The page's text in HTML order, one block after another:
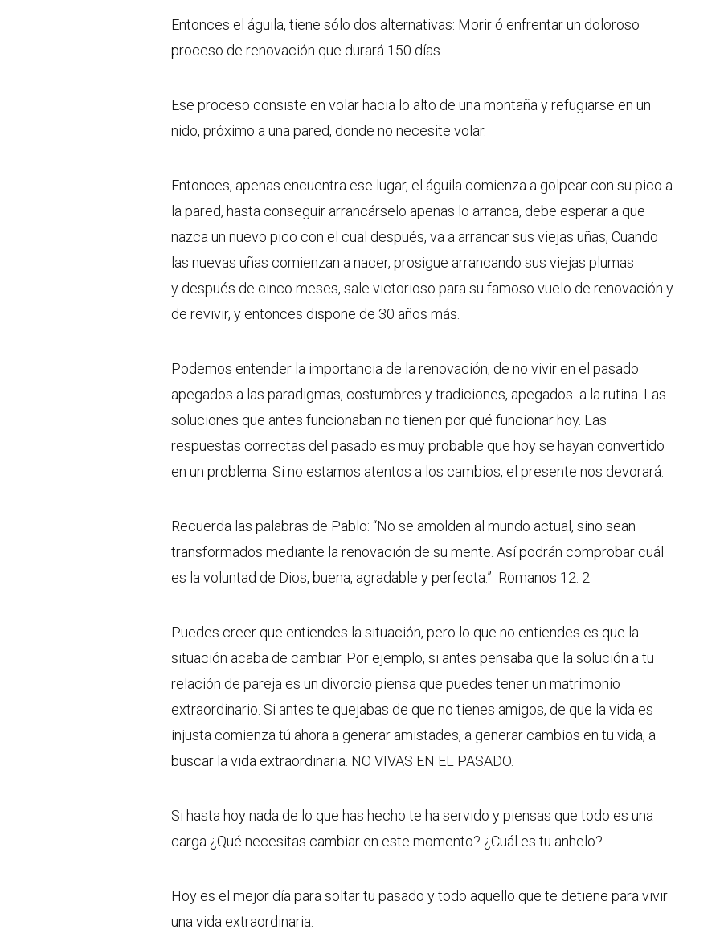
Entonces el águila, tiene sólo dos alternativas: Morir ó enfrentar un doloroso
proceso de renovación que durará 150 días.
Ese proceso consiste en volar hacia lo alto de una montaña y refugiarse en un
nido, próximo a una pared, donde no necesite volar.
Entonces, apenas encuentra ese lugar, el águila comienza a golpear con su pico a
la pared, hasta conseguir arrancárselo apenas lo arranca, debe esperar a que
nazca un nuevo pico con el cual después, va a arrancar sus viejas uñas, Cuando
las nuevas uñas comienzan a nacer, prosigue arrancando sus viejas plumas
y después de cinco meses, sale victorioso para su famoso vuelo de renovación y
de revivir, y entonces dispone de 30 años más.
Podemos entender la importancia de la renovación, de no vivir en el pasado
apegados a las paradigmas, costumbres y tradiciones, apegados a la rutina. Las
soluciones que antes funcionaban no tienen por qué funcionar hoy. Las
respuestas correctas del pasado es muy probable que hoy se hayan convertido
en un problema. Si no estamos atentos a los cambios, el presente nos devorará.
Recuerda las palabras de Pablo: “No se amolden al mundo actual, sino sean
transformados mediante la renovación de su mente. Así podrán comprobar cuál
es la voluntad de Dios, buena, agradable y perfecta.” Romanos 12: 2
Puedes creer que entiendes la situación, pero lo que no entiendes es que la
situación acaba de cambiar. Por ejemplo, si antes pensaba que la solución a tu
relación de pareja es un divorcio piensa que puedes tener un matrimonio
extraordinario. Si antes te quejabas de que no tienes amigos, de que la vida es
injusta comienza tú ahora a generar amistades, a generar cambios en tu vida, a
buscar la vida extraordinaria. NO VIVAS EN EL PASADO.
Si hasta hoy nada de lo que has hecho te ha servido y piensas que todo es una
carga ¿Qué necesitas cambiar en este momento? ¿Cuál es tu anhelo?
Hoy es el mejor día para soltar tu pasado y todo aquello que te detiene para vivir
una vida extraordinaria.